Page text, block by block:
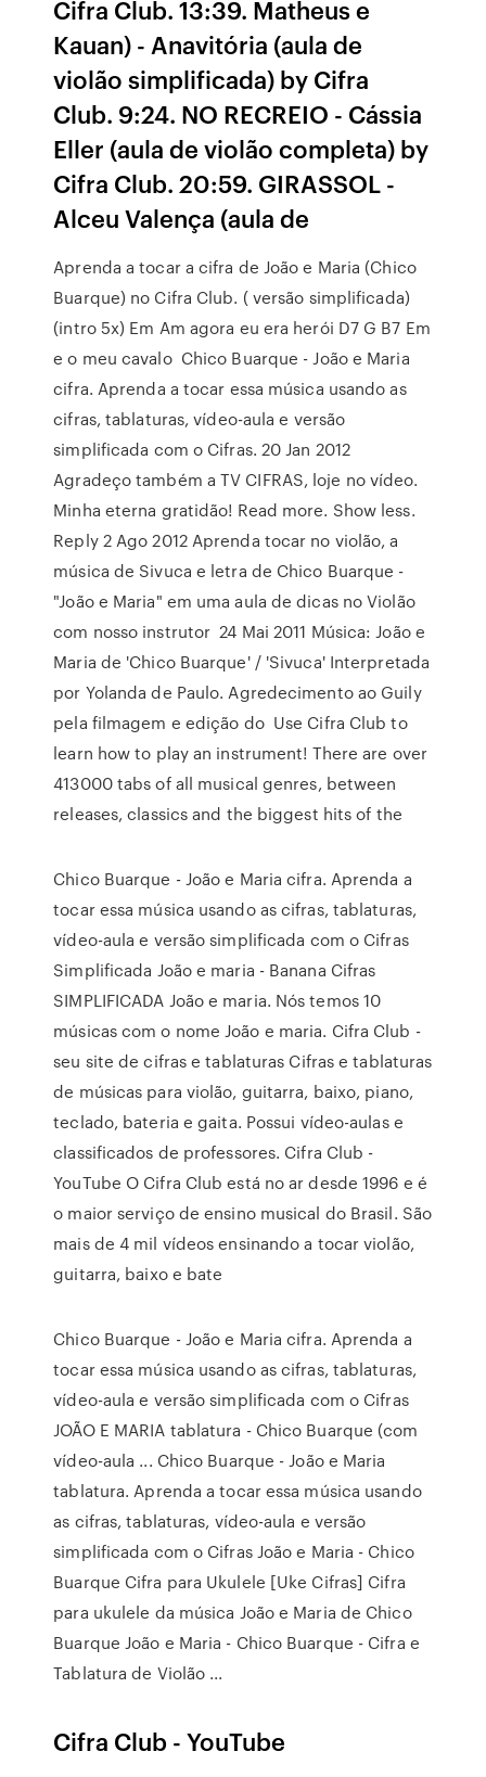
Cifra Club. 13:39. Matheus e
Kauan) - Anavitória (aula de
violão simplificada) by Cifra
Club. 9:24. NO RECREIO - Cássia
Eller (aula de violão completa) by
Cifra Club. 20:59. GIRASSOL -
Alceu Valença (aula de
Aprenda a tocar a cifra de João e Maria (Chico
Buarque) no Cifra Club. ( versão simplificada)
(intro 5x) Em Am agora eu era herói D7 G B7 Em
e o meu cavalo Chico Buarque - João e Maria
cifra. Aprenda a tocar essa música usando as
cifras, tablaturas, vídeo-aula e versão
simplificada com o Cifras. 20 Jan 2012
Agradeço também a TV CIFRAS, loje no vídeo.
Minha eterna gratidão! Read more. Show less.
Reply 2 Ago 2012 Aprenda tocar no violão, a
música de Sivuca e letra de Chico Buarque -
"João e Maria" em uma aula de dicas no Violão
com nosso instrutor 24 Mai 2011 Música: João e
Maria de 'Chico Buarque' / 'Sivuca' Interpretada
por Yolanda de Paulo. Agredecimento ao Guily
pela filmagem e edição do Use Cifra Club to
learn how to play an instrument! There are over
413000 tabs of all musical genres, between
releases, classics and the biggest hits of the
Chico Buarque - João e Maria cifra. Aprenda a
tocar essa música usando as cifras, tablaturas,
vídeo-aula e versão simplificada com o Cifras
Simplificada João e maria - Banana Cifras
SIMPLIFICADA João e maria. Nós temos 10
músicas com o nome João e maria. Cifra Club -
seu site de cifras e tablaturas Cifras e tablaturas
de músicas para violão, guitarra, baixo, piano,
teclado, bateria e gaita. Possui vídeo-aulas e
classificados de professores. Cifra Club -
YouTube O Cifra Club está no ar desde 1996 e é
o maior serviço de ensino musical do Brasil. São
mais de 4 mil vídeos ensinando a tocar violão,
guitarra, baixo e bate
Chico Buarque - João e Maria cifra. Aprenda a
tocar essa música usando as cifras, tablaturas,
vídeo-aula e versão simplificada com o Cifras
JOÃO E MARIA tablatura - Chico Buarque (com
vídeo-aula ... Chico Buarque - João e Maria
tablatura. Aprenda a tocar essa música usando
as cifras, tablaturas, vídeo-aula e versão
simplificada com o Cifras João e Maria - Chico
Buarque Cifra para Ukulele [Uke Cifras] Cifra
para ukulele da música João e Maria de Chico
Buarque João e Maria - Chico Buarque - Cifra e
Tablatura de Violão ...
Cifra Club - YouTube